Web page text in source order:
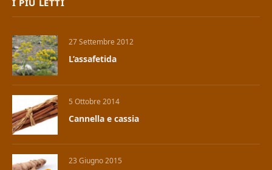
I PIÙ LETTI
27 Settembre 2012
L’assafetida
5 Ottobre 2014
Cannella e cassia
23 Giugno 2015